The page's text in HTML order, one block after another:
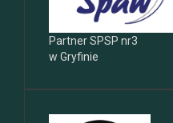
Partner SPSP nr3
w Gryfinie